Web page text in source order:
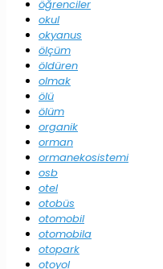
öğrenciler
okul
okyanus
ölçüm
öldüren
olmak
ölü
ölüm
organik
orman
ormanekosistemi
osb
otel
otobüs
otomobil
otomobila
otopark
otoyol